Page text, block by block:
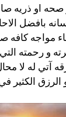
صحه او ذريه
بافضل
مواجه كافه
و رحمته
آتي له لا
الكثير